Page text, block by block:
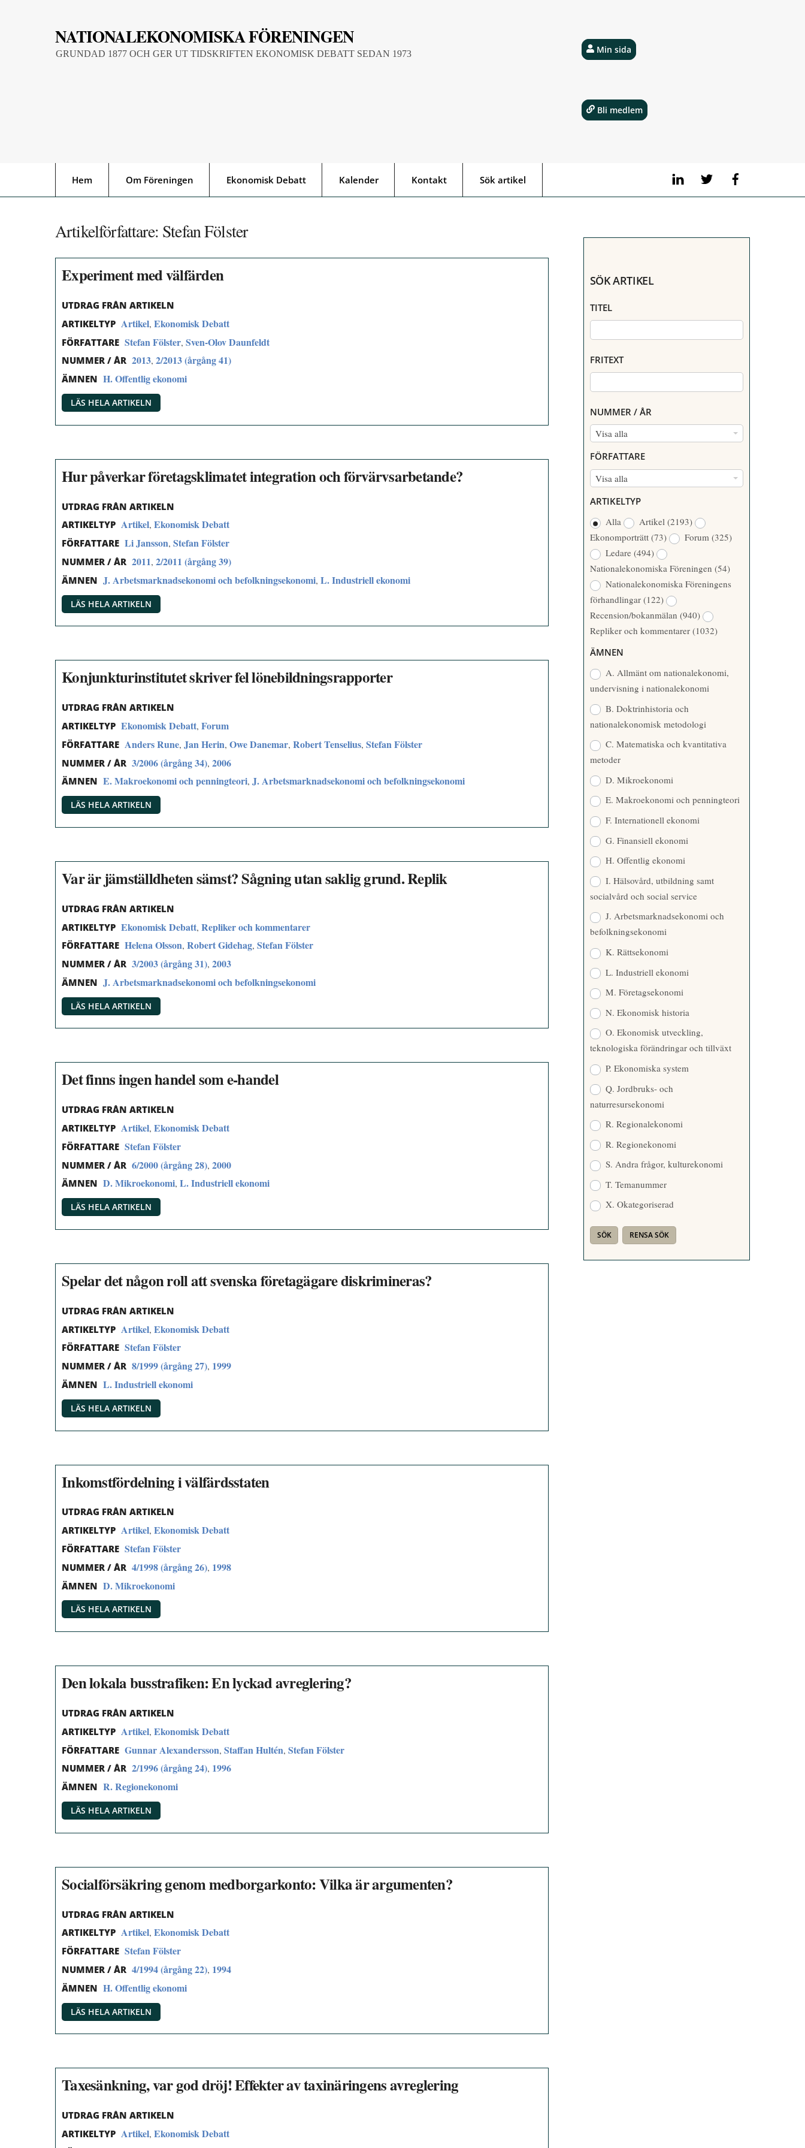
NATIONALEKONOMISKA FÖRENINGEN
GRUNDAD 1877 OCH GER UT TIDSKRIFTEN EKONOMISK DEBATT SEDAN 1973
LinkedIn Twitter
Hem Om Föreningen Ekonomisk Debatt Kalender Kontakt Sök artikel
Min sida
Bli medlem
Artikelförfattare: Stefan Fölster
Experiment med välfärden
UTDRAG FRÅN ARTIKELN
ARTIKELTYP Artikel, Ekonomisk Debatt
FÖRFATTARE Stefan Fölster, Sven-Olov Daunfeldt
NUMMER / ÅR 2013, 2/2013 (årgång 41)
ÄMNEN H. Offentlig ekonomi
LÄS HELA ARTIKELN
Hur påverkar företagsklimatet integration och förvärvsarbetande?
UTDRAG FRÅN ARTIKELN
ARTIKELTYP Artikel, Ekonomisk Debatt
FÖRFATTARE Li Jansson, Stefan Fölster
NUMMER / ÅR 2011, 2/2011 (årgång 39)
ÄMNEN J. Arbetsmarknadsekonomi och befolkningsekonomi, L. Industriell ekonomi
LÄS HELA ARTIKELN
Konjunkturinstitutet skriver fel lönebildningsrapporter
UTDRAG FRÅN ARTIKELN
ARTIKELTYP Ekonomisk Debatt, Forum
FÖRFATTARE Anders Rune, Jan Herin, Owe Danemar, Robert Tenselius, Stefan Fölster
NUMMER / ÅR 3/2006 (årgång 34), 2006
ÄMNEN E. Makroekonomi och penningteori, J. Arbetsmarknadsekonomi och befolkningsekonomi
LÄS HELA ARTIKELN
Var är jämställdheten sämst? Sågning utan saklig grund. Replik
UTDRAG FRÅN ARTIKELN
ARTIKELTYP Ekonomisk Debatt, Repliker och kommentarer
FÖRFATTARE Helena Olsson, Robert Gidehag, Stefan Fölster
NUMMER / ÅR 3/2003 (årgång 31), 2003
ÄMNEN J. Arbetsmarknadsekonomi och befolkningsekonomi
LÄS HELA ARTIKELN
Det finns ingen handel som e-handel
UTDRAG FRÅN ARTIKELN
ARTIKELTYP Artikel, Ekonomisk Debatt
FÖRFATTARE Stefan Fölster
NUMMER / ÅR 6/2000 (årgång 28), 2000
ÄMNEN D. Mikroekonomi, L. Industriell ekonomi
LÄS HELA ARTIKELN
Spelar det någon roll att svenska företagägare diskrimineras?
UTDRAG FRÅN ARTIKELN
ARTIKELTYP Artikel, Ekonomisk Debatt
FÖRFATTARE Stefan Fölster
NUMMER / ÅR 8/1999 (årgång 27), 1999
ÄMNEN L. Industriell ekonomi
LÄS HELA ARTIKELN
Inkomstfördelning i välfärdsstaten
UTDRAG FRÅN ARTIKELN
ARTIKELTYP Artikel, Ekonomisk Debatt
FÖRFATTARE Stefan Fölster
NUMMER / ÅR 4/1998 (årgång 26), 1998
ÄMNEN D. Mikroekonomi
LÄS HELA ARTIKELN
Den lokala busstrafiken: En lyckad avreglering?
UTDRAG FRÅN ARTIKELN
ARTIKELTYP Artikel, Ekonomisk Debatt
FÖRFATTARE Gunnar Alexandersson, Staffan Hultén, Stefan Fölster
NUMMER / ÅR 2/1996 (årgång 24), 1996
ÄMNEN R. Regionekonomi
LÄS HELA ARTIKELN
Socialförsäkring genom medborgarkonto: Vilka är argumenten?
UTDRAG FRÅN ARTIKELN
ARTIKELTYP Artikel, Ekonomisk Debatt
FÖRFATTARE Stefan Fölster
NUMMER / ÅR 4/1994 (årgång 22), 1994
ÄMNEN H. Offentlig ekonomi
LÄS HELA ARTIKELN
Taxesänkning, var god dröj! Effekter av taxinäringens avreglering
UTDRAG FRÅN ARTIKELN
ARTIKELTYP Artikel, Ekonomisk Debatt
SÖK ARTIKEL
TITEL
FRITEXT
NUMMER / ÅR
Visa alla
N
M
M
/
Å
R
FÖRFATTARE
Visa alla
R
F
A
T
T
A
R
E
ARTIKELTYP
Alla
Artikel (2193)
Ekonomporträtt (73) Forum (325)
Ledare (494)
Nationalekonomiska Föreningen (54)
Nationalekonomiska Föreningens
förhandlingar (122)
Recension/bokanmälan (940)
Repliker och kommentarer (1032)
ÄMNEN
A. Allmänt om nationalekonomi,
undervisning i nationalekonomi
B. Doktrinhistoria och
nationalekonomisk metodologi
C. Matematiska och kvantitativa
metoder
D. Mikroekonomi
E. Makroekonomi och penningteori
F. Internationell ekonomi
G. Finansiell ekonomi
H. Offentlig ekonomi
I. Hälsovård, utbildning samt
socialvård och social service
J. Arbetsmarknadsekonomi och
befolkningsekonomi
K. Rättsekonomi
L. Industriell ekonomi
M. Företagsekonomi
N. Ekonomisk historia
O. Ekonomisk utveckling,
teknologiska förändringar och tillväxt
P. Ekonomiska system
Q. Jordbruks- och
naturresursekonomi
R. Regionalekonomi
R. Regionekonomi
S. Andra frågor, kulturekonomi
T. Temanummer
X. Okategoriserad